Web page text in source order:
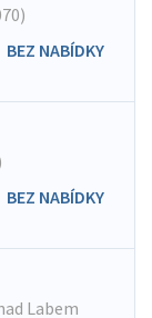
BEZ NABÍDKY
BEZ NABÍDKY
Labem